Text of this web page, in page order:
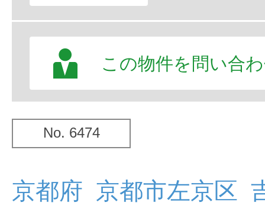
この物件を問い合
No. 6474
京都府 京都市左京区